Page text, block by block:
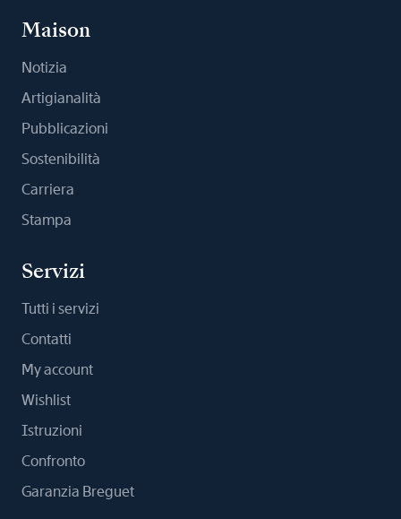
Maison
Notizia
Artigianalità
Pubblicazioni
Sostenibilità
Carriera
Stampa
Servizi
Tutti i servizi
Contatti
My account
Wishlist
Istruzioni
Confronto
Garanzia Breguet